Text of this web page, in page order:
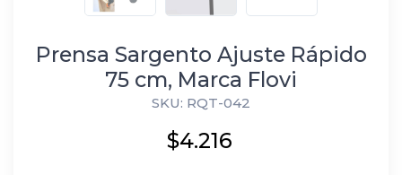
Prensa Sargento Ajuste Rápido
75 cm, Marca Flovi
SKU: RQT-042
$4.216